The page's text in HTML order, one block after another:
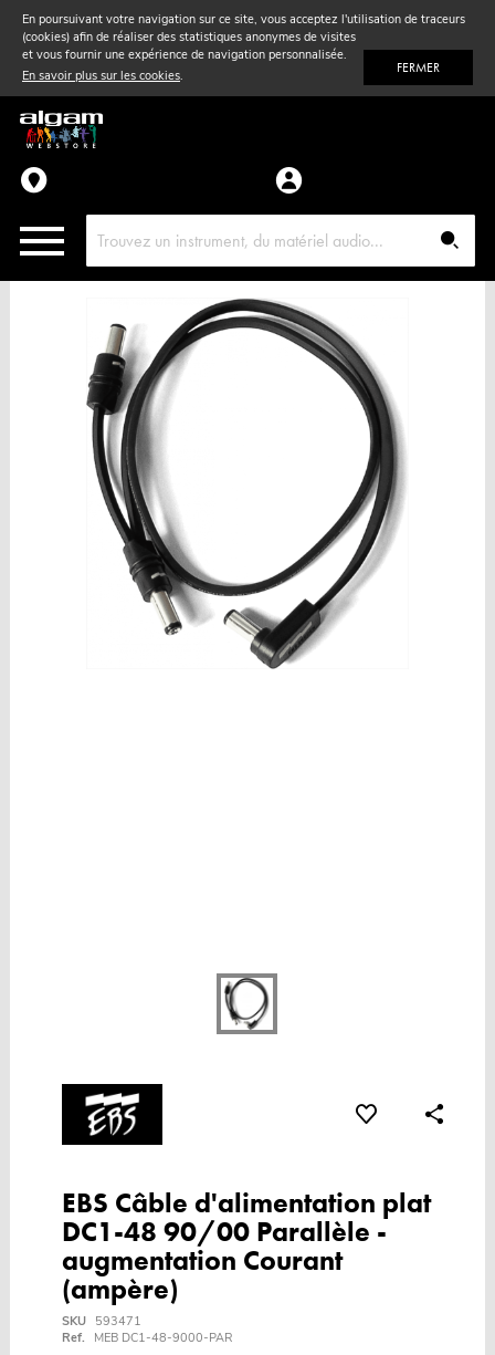
En poursuivant votre navigation sur ce site, vous acceptez l'utilisation de traceurs
(cookies) afin de réaliser des statistiques anonymes de visites
et vous fournir une expérience de navigation personnalisée.
En savoir plus sur les cookies. FERMER
Vent& Violon
Accessoires
Pièces détachées
EBS Câble d'alimentation plat
DC1-48 90/00 Parallèle -
augmentation Courant
(ampère)
SKU
593471
Ref.
MEB DC1-48-9000-PAR